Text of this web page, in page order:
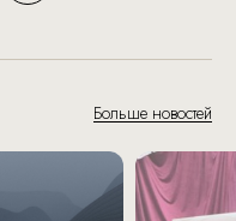
Больше новостей